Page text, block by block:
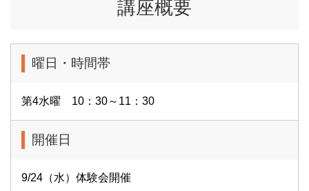
講座概要
曜日・時間帯
第4水曜 10：30～11：30
開催日
9/24（水）体験会開催